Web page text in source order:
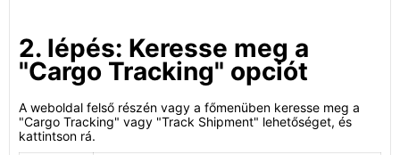
2. lépés: Keresse meg a
"Cargo Tracking" opciót
A weboldal felső részén vagy a főmenüben keresse meg a
"Cargo Tracking" vagy "Track Shipment" lehetőséget, és
kattintson rá.